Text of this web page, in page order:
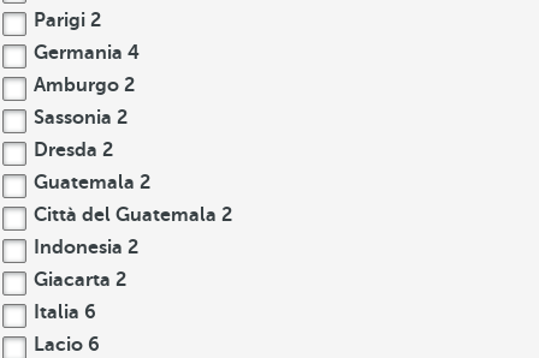
Parigi 2
Germania 4
Amburgo 2
Sassonia 2
Dresda 2
Guatemala 2
Città del Guatemala 2
Indonesia 2
Giacarta 2
Italia 6
Lacio 6